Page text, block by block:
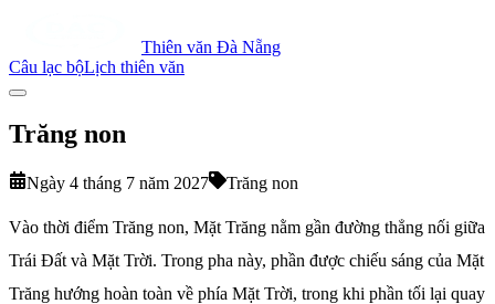
Thiên văn Đà Nẵng
Câu lạc bộLịch thiên văn
Trăng non
Ngày 4 tháng 7 năm 2027 Trăng non
Vào thời điểm Trăng non, Mặt Trăng nằm gần đường thẳng nối giữa
Trái Đất và Mặt Trời. Trong pha này, phần được chiếu sáng của Mặt
Trăng hướng hoàn toàn về phía Mặt Trời, trong khi phần tối lại quay